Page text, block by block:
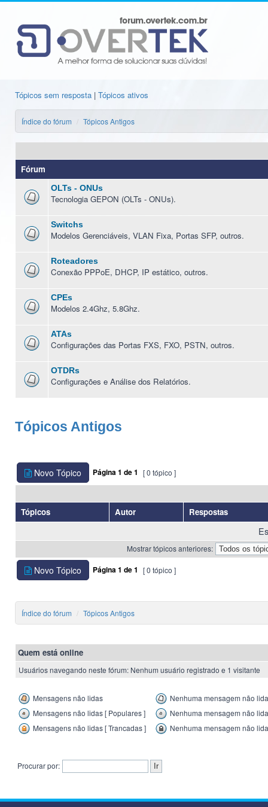
Tópicos sem resposta | Tópicos ativos
Índice do fórum Tópicos Antigos
Fórum
OLTs - ONUs
Tecnologia GEPON (OLTs - ONUs).
Switchs
Modelos Gerenciáveis, VLAN Fixa, Portas SFP, outros.
Roteadores
Conexão PPPoE, DHCP, IP estático, outros.
CPEs
Modelos 2.4Ghz, 5.8Ghz.
ATAs
Configurações das Portas FXS, FXO, PSTN, outros.
OTDRs
Configurações e Análise dos Relatórios.
Tópicos Antigos
Novo Tópico Página1 de1 [ 0 tópico ]
Tópicos Autor Respostas
Mostrar tópicos anteriores:
Novo Tópico Página1 de1 [ 0 tópico ]
Índice do fórum Tópicos Antigos
Quem está online
Usuários navegando neste fórum: Nenhum usuário registrado e 1 visitante
Mensagens não lidas
Nenhuma mensagem não lida
Mensagens não lidas [ Populares ]
Nenhuma mensagem não
Mensagens não lidas [ Trancadas ]
Nenhuma mensagem não
Procurar por: